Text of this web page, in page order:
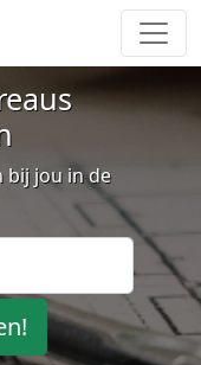
bij jou in de